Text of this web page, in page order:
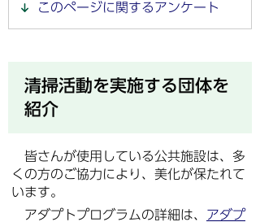
このページに関するアンケート
清掃活動を実施する団体を
紹介
皆さんが使用している公共施設は、多
くの方のご協力により、美化が保たれて
います。
アダプトプログラムの詳細は、 アダプ